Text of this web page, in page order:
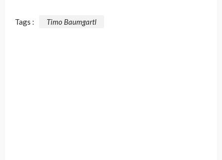
Tags : Timo Baumgartl